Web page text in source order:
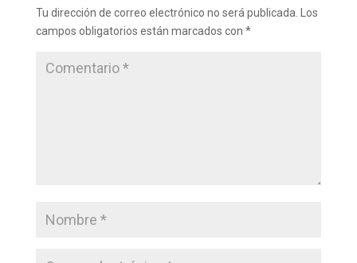
Tu dirección de correo electrónico no será publicada.
Los
campos obligatorios están marcados con *